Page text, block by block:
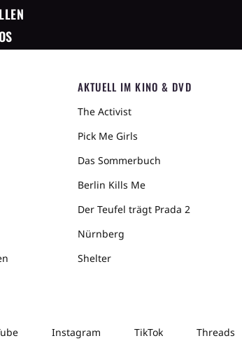
AKTUELL IM KINO & DVD
The Activist
Pick Me Girls
Das Sommerbuch
Berlin Kills Me
Der Teufel trägt Prada 2
Nürnberg
Shelter
Instagram TikTok Threads